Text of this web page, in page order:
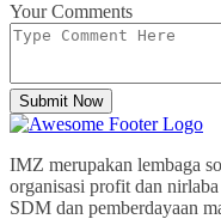
Your Comments
Submit Now
IMZ merupakan lembaga
organisasi profit dan
SDM dan pemberdayaan